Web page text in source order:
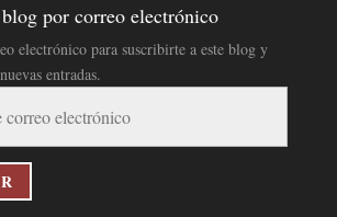
por correo electrónico
electrónico para suscribirte a este blog y
entradas.